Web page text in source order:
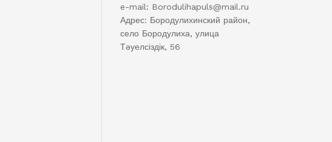
e-mail: Borodulihapuls@mail.ru
Адрес: Бородулихинский район,
село Бородулиха, улица
Тәуелсіздік, 56